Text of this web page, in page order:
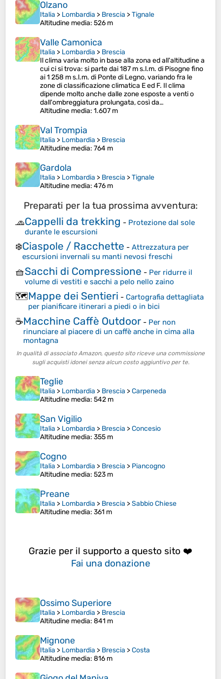
Olzano
Italia > Lombardia > Brescia >Tignale
Altitudine media: 526 m
Valle Camonica
Italia > Lombardia > Brescia
Il clima varia molto in base alla zona ed all'altitudine a
cui ci si trova: si parte dai 187 m s.l.m. di Pisogne fino
ai 1 258 m s.l.m. di Ponte di Legno, variando fra le
zone di classificazione climatica E ed F. Il clima
dipende molto anche dalle zone esposte a venti o
dall'ombreggiatura prolungata, così da…
Altitudine media: 1.607 m
Val Trompia
Italia > Lombardia > Brescia
Altitudine media: 764 m
Gardola
Italia > Lombardia > Brescia >Tignale
Altitudine media: 476 m
Preparati per la tua prossima avventura:
🧢Cappelli da trekking - Protezione dal sole
durante le escursioni
❄️Ciaspole / Racchette - Attrezzatura per
escursioni invernali su manti nevosi freschi
🧺Sacchi di Compressione - Per ridurre il
volume di vestiti e sacchi a pelo nello zaino
🗺️Mappe dei Sentieri - Cartografia dettagliata
per pianificare itinerari a piedi o in bici
☕Macchine Caffè Outdoor - Per non
rinunciare al piacere di un caffè anche in cima alla
montagna
In qualità di associato Amazon, questo sito riceve una commissione
sugli acquisti idonei senza alcun costo aggiuntivo per te.
Teglie
Italia > Lombardia > Brescia >Carpeneda
Altitudine media: 542 m
San Vigilio
Italia > Lombardia > Brescia >Concesio
Altitudine media: 355 m
Cogno
Italia > Lombardia > Brescia > Piancogno
Altitudine media: 523 m
Preane
Italia > Lombardia > Brescia >Sabbio Chiese
Altitudine media: 361 m
Grazie per il supporto a questo sito ❤️
Fai una donazione
Ossimo Superiore
Italia > Lombardia > Brescia
Altitudine media: 841 m
Mignone
Italia > Lombardia > Brescia >Costa
Altitudine media: 816 m